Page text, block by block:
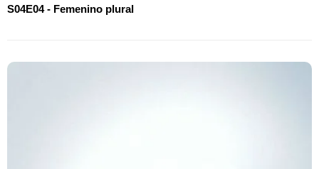
S04E04 - Femenino plural